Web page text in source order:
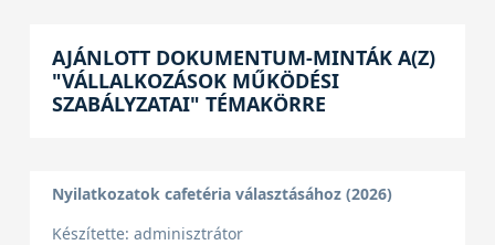
AJÁNLOTT DOKUMENTUM-MINTÁK A(Z)
"VÁLLALKOZÁSOK MŰKÖDÉSI
SZABÁLYZATAI" TÉMAKÖRRE
Nyilatkozatok cafetéria választásához (2026)
Készítette: adminisztrátor